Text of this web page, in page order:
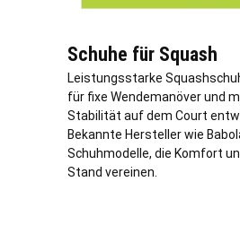
Schuhe für Squash
Leistungsstarke
für fixe Wendemanöver und
Stabilität auf dem Court
Bekannte Hersteller wie
Schuhmodelle, die Komfort
Stand vereinen.